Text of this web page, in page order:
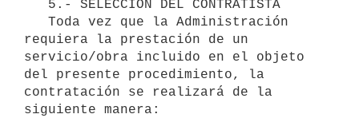
requiera la prestación de un
servicio/obra incluido en el objeto
del presente procedimiento, la
contratación se realizará de la
siguiente manera: